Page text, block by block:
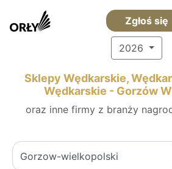
Zgłoś się
2026
Sklepy Wędkarskie,
Wędkarskie - Gorzów
oraz inne firmy z branży